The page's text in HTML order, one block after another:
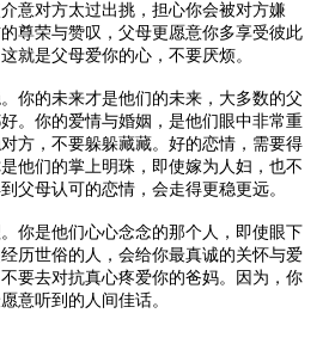
意对方太过出挑，担心你会被对方嫌
尊荣与赞叹，父母更愿意你多享受彼此
就是父母爱你的心，不要厌烦。
的未来才是他们的未来，大多数的父
。你的爱情与婚姻，是他们眼中非常重
方，不要躲躲藏藏。好的恋情，需要得
他们的掌上明珠，即使嫁为人妇，也不
父母认可的恋情，会走得更稳更远。
是他们心心念念的那个人，即使眼下
历世俗的人，会给你最真诚的关怀与爱
要去对抗真心疼爱你的爸妈。因为，你
意听到的人间佳话。